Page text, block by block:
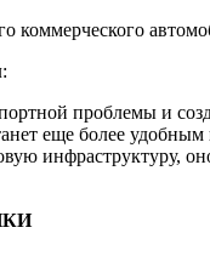
коммерческого
проблемы и
еще более
инфраструктуру,